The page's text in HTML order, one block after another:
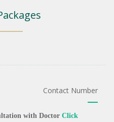
Contact Number
with Doctor Click